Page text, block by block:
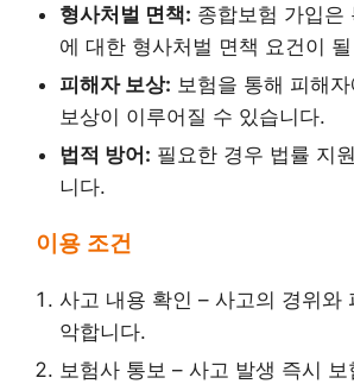
형사처벌 면책: 종합보험 가입은
에 대한 형사처벌 면책 요건이
피해자 보상: 보험을 통해 피해
보상이 이루어질 수 있습니다.
법적 방어: 필요한 경우 법률 지
니다.
이용 조건
사고 내용 확인 – 사고의 경위와
악합니다.
보험사 통보 – 사고 발생 즉시 보